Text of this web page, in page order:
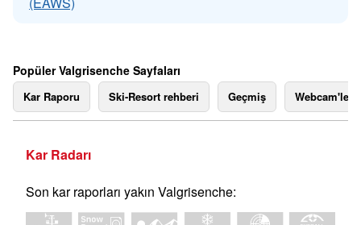
Popüler Valgrisenche Sayfaları
Kar Raporu Ski-Resort rehberi Geçmiş Webcam'ler
Kar Radarı
Son kar raporları yakın Valgrisenche: